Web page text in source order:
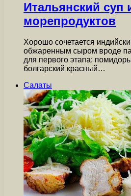
Итальянский суп
морепродуктов
Хорошо сочетается
обжаренным сыром вроде
для первого этапа:
болгарский красный…
Салаты